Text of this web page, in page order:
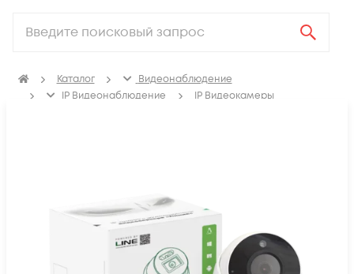
Каталог
Видеонаблюдение
IP Видеонаблюдение
IP Видеокамеры